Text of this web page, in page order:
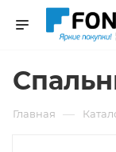
Главная —